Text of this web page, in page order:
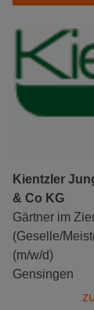
Kientzler
& Co KG
Gärtner im
(Geselle/
(m/w/d)
Gensingen